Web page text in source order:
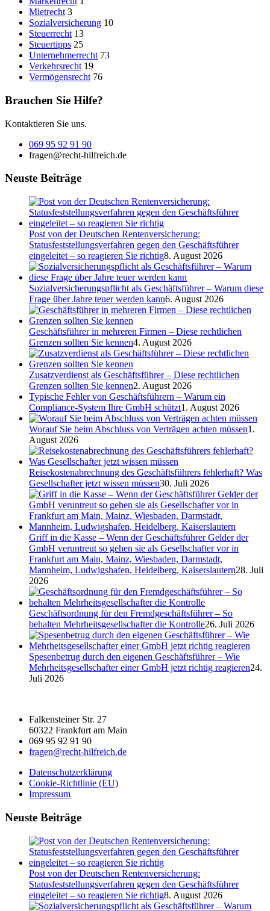
Mietrecht 3
Sozialversicherung 10
Steuerrecht 13
Steuertipps 25
Unternehmerrecht 73
Verkehrsrecht 19
Vermögensrecht 76
Brauchen Sie Hilfe?
Kontaktieren Sie uns.
069 95 92 91 90
fragen@recht-hilfreich.de
Neuste Beiträge
Post von der Deutschen Rentenversicherung:
Statusfeststellungsverfahren gegen den Geschäftsführer
eingeleitet – so reagieren Sie richtig8. August 2026
Sozialversicherungspflicht als Geschäftsführer – Warum diese
Frage über Jahre teuer werden kann6. August 2026
Geschäftsführer in mehreren Firmen – Diese rechtlichen
Grenzen sollten Sie kennen4. August 2026
Zusatzverdienst als Geschäftsführer – Diese rechtlichen
Grenzen sollten Sie kennen2. August 2026
Typische Fehler von Geschäftsführern – Warum ein
Compliance-System Ihre GmbH schützt1. August 2026
Worauf Sie beim Abschluss von Verträgen achten müssen1.
August 2026
Reisekostenabrechnung des Geschäftsführers fehlerhaft? Was
Gesellschafter jetzt wissen müssen30. Juli 2026
Griff in die Kasse – Wenn der Geschäftsführer Gelder der
GmbH veruntreut so gehen sie als Gesellschafter vor in
Frankfurt am Main, Mainz, Wiesbaden, Darmstadt,
Mannheim, Ludwigshafen, Heidelberg, Kaiserslautern28. Juli
2026
Geschäftsordnung für den Fremdgeschäftsführer – So
behalten Mehrheitsgesellschafter die Kontrolle26. Juli 2026
Spesenbetrug durch den eigenen Geschäftsführer – Wie
Mehrheitsgesellschafter einer GmbH jetzt richtig reagieren24.
Juli 2026
Falkensteiner Str. 27
60322 Frankfurt am Main
069 95 92 91 90
fragen@recht-hilfreich.de
Datenschutzerklärung
Cookie-Richtlinie (EU)
Impressum
Neuste Beiträge
Post von der Deutschen Rentenversicherung:
Statusfeststellungsverfahren gegen den Geschäftsführer
eingeleitet – so reagieren Sie richtig8. August 2026